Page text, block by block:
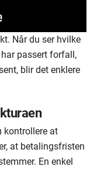
Når du ser hvilke
passert forfall,
blir det enklere
kontrollere at
at betalingsfristen
En enkel